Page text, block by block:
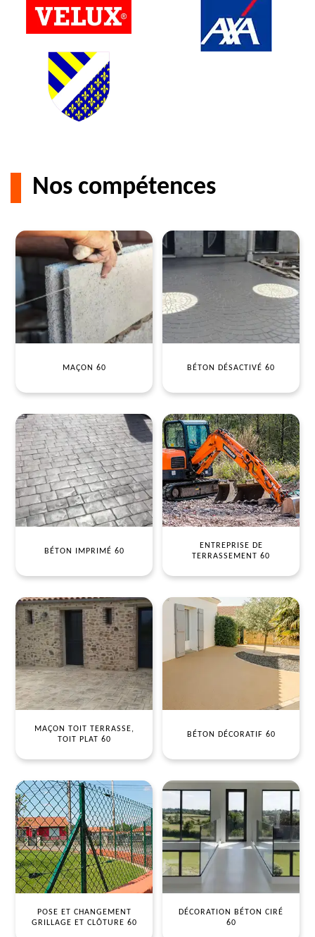
Nos compétences
MAÇON 60 BÉTON DÉSACTIVÉ 60
BÉTON IMPRIMÉ 60
ENTREPRISE DE
TERRASSEMENT 60
MAÇON TOIT TERRASSE,
TOIT PLAT 60
BÉTON DÉCORATIF 60
POSE ET CHANGEMENT
GRILLAGE ET CLÔTURE 60
DÉCORATION BÉTON CIRÉ
60